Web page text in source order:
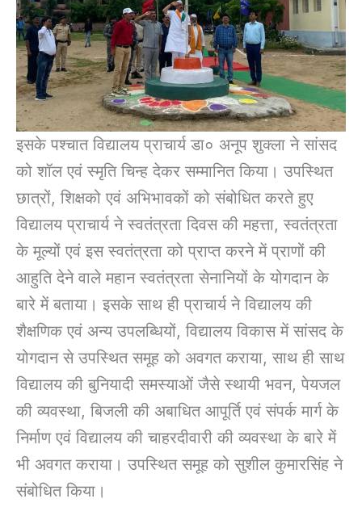
इसके पश्चात विद्यालय प्राचार्य डा० अनूप शुक्ला ने सांसद
को शॉल एवं स्मृति चिन्ह देकर सम्मानित किया। उपस्थित
छात्रों, शिक्षको एवं अभिभावकों को संबोधित करते हुए
विद्यालय प्राचार्य ने स्वतंत्रता दिवस की महत्ता, स्वतंत्रता
के मूल्यों एवं इस स्वतंत्रता को प्राप्त करने में प्राणों की
आहुति देने वाले महान स्वतंत्रता सेनानियों के योगदान के
बारे में बताया। इसके साथ ही प्राचार्य ने विद्यालय की
शैक्षणिक एवं अन्य उपलब्धियों, विद्यालय विकास में सांसद के
योगदान से उपस्थित समूह को अवगत कराया, साथ ही साथ
विद्यालय की बुनियादी समस्याओं जैसे स्थायी भवन, पेयजल
की व्यवस्था, बिजली की अबाधित आपूर्ति एवं संपर्क मार्ग के
निर्माण एवं विद्यालय की चाहरदीवारी की व्यवस्था के बारे में
भी अवगत कराया। उपस्थित समूह को सुशील कुमारसिंह ने
संबोधित किया।